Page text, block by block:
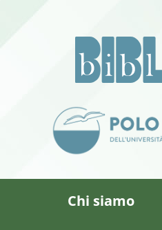
Chi siamo